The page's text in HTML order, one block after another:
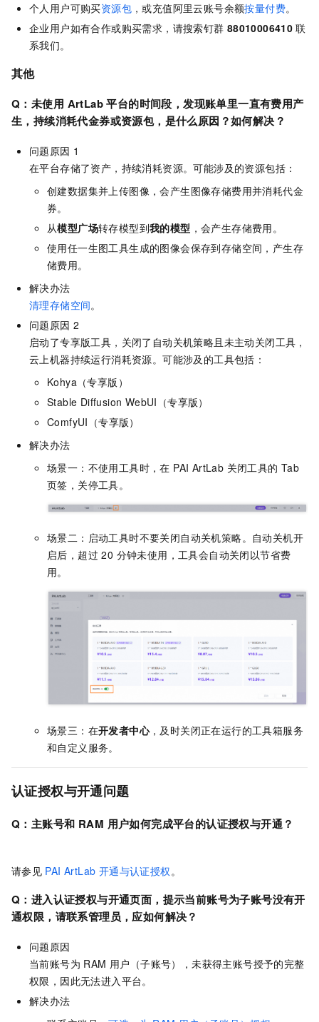
个人用户可购买资源包 ，或充值阿里云账号余额按量付费。
企业用户如有合作或购买需求，请搜索钉群 88010006410 联
系我们。
其他
Q：未使用 ArtLab 平台的时间段，发现账单里一直有费用产
生，持续消耗代金券或资源包，是什么原因？如何解决？
问题原因 1
在平台存储了资产，持续消耗资源。可能涉及的资源包括：
创建数据集并上传图像，会产生图像存储费用并消耗代金
券。
从模型广场转存模型到我的模型 ，会产生存储费用。
使用任一生图工具生成的图像会保存到存储空间，产生存
储费用。
解决办法
清理存储空间。
问题原因 2
启动了专享版工具，关闭了自动关机策略且未主动关闭工具，
云上机器持续运行消耗资源。可能涉及的工具包括：
Kohya（专享版）
Stable Diffusion WebUI（专享版）
ComfyUI（专享版）
解决办法
场景一：不使用工具时，在 PAI ArtLab 关闭工具的 Tab
页签，关停工具。
场景二：启动工具时不要关闭自动关机策略。自动关机开
启后，超过 20 分钟未使用，工具会自动关闭以节省费
用。
场景三：在开发者中心，及时关闭正在运行的工具箱服务
和自定义服务。
认证授权与开通问题
Q：主账号和 RAM 用户如何完成平台的认证授权与开通？
请参见 PAI ArtLab 开通与认证授权。
Q：进入认证授权与开通页面，提示当前账号为子账号没有开
通权限，请联系管理员，应如何解决？
问题原因
当前账号为 RAM 用户（子账号），未获得主账号授予的完整
权限，因此无法进入平台。
解决办法